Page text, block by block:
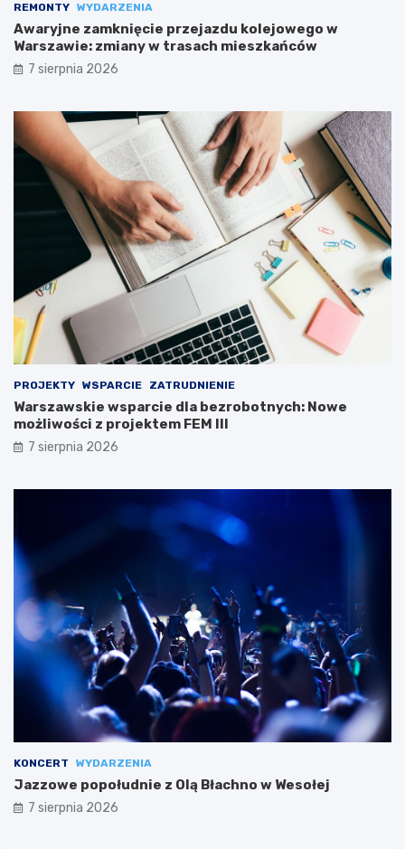
REMONTY WYDARZENIA
Awaryjne zamknięcie przejazdu kolejowego w
Warszawie: zmiany w trasach mieszkańców
7 sierpnia 2026
PROJEKTY WSPARCIE ZATRUDNIENIE
Warszawskie wsparcie dla bezrobotnych: Nowe
możliwości z projektem FEM III
7 sierpnia 2026
KONCERT WYDARZENIA
Jazzowe popołudnie z Olą Błachno w Wesołej
7 sierpnia 2026